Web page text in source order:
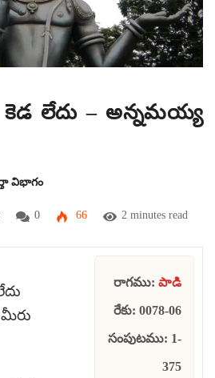
కెడ లేదు – అన్నమయ్య
విభాగం
0 66 2 minutes read
రాగము: పాడి
రేకు: 0078-06
సంపుటము: 1-
375